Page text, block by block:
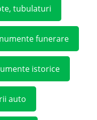
tubulaturi
funerare
istorice
auto